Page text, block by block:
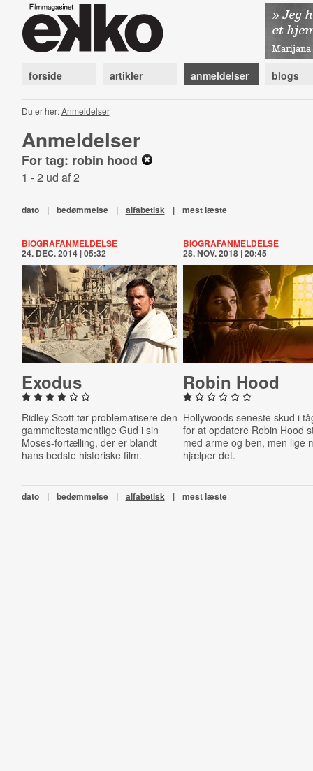
forside artikler anmeldelser blogs
Du er her:Anmeldelser
Anmeldelser
For tag: robin hood
1 - 2 ud af 2
dato | bedømmelse | alfabetisk | mest læste
BIOGRAFANMELDELSE
24. DEC. 2014 | 05:32
Exodus
Ridley Scott tør problematisere den
gammeltestamentlige Gud i sin
Moses-fortælling, der er blandt
hans bedste historiske film.
BIOGRAFANMELDELSE
28. NOV. 2018 | 20:45
Robin Hood
Hollywoods seneste skud i
for at opdatere Robin Hood
med arme og ben, men lige
hjælper det.
dato | bedømmelse | alfabetisk | mest læste